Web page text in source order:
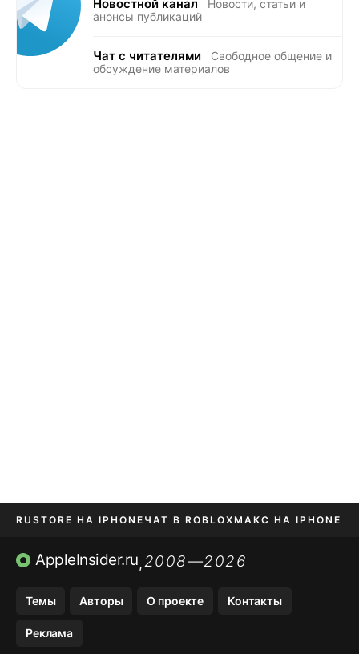
Новостной канал
Новости, статьи и
анонсы публикаций
Чат с читателями
Свободное общение и
обсуждение материалов
RUSTORE НА IPHONE ЧАТ В ROBLOXМАКС НА IPHONE
AVITO НА IPHONEВТБ ОНЛАЙН TIKTOK НА IPHONE
AppleInsider.ru,2008—2026
Темы Авторы О проекте Контакты
Реклама